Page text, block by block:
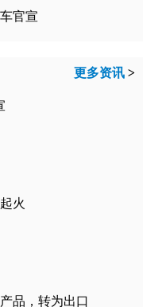
官宣
更多资讯 >
火
品，转为出口